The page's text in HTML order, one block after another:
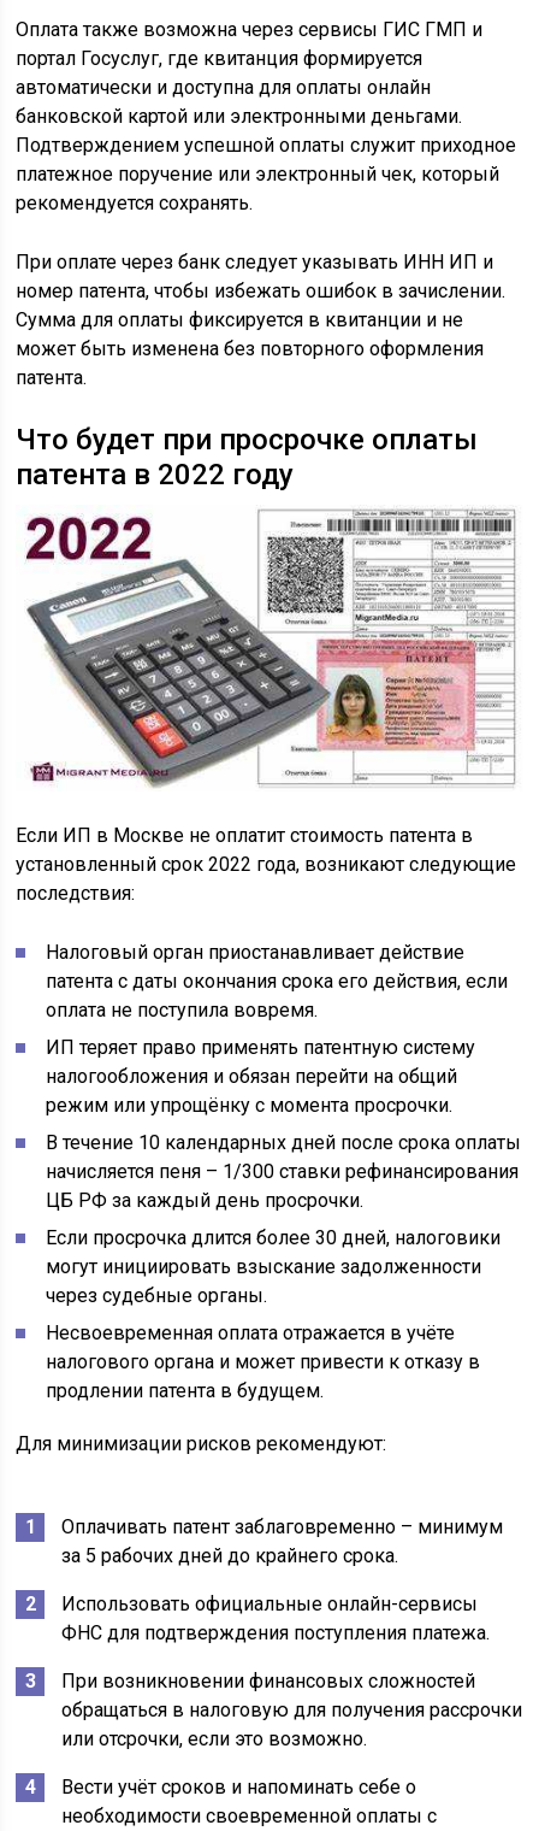
Оплата также возможна через сервисы ГИС ГМП и
портал Госуслуг, где квитанция формируется
автоматически и доступна для оплаты онлайн
банковской картой или электронными деньгами.
Подтверждением успешной оплаты служит приходное
платежное поручение или электронный чек, который
рекомендуется сохранять.
При оплате через банк следует указывать ИНН ИП и
номер патента, чтобы избежать ошибок в зачислении.
Сумма для оплаты фиксируется в квитанции и не
может быть изменена без повторного оформления
патента.
Что будет при просрочке оплаты
патента в 2022 году
Если ИП в Москве не оплатит стоимость патента в
установленный срок 2022 года, возникают следующие
последствия:
Налоговый орган приостанавливает действие
патента с даты окончания срока его действия, если
оплата не поступила вовремя.
ИП теряет право применять патентную систему
налогообложения и обязан перейти на общий
режим или упрощёнку с момента просрочки.
В течение 10 календарных дней после срока оплаты
начисляется пеня – 1/300 ставки рефинансирования
ЦБ РФ за каждый день просрочки.
Если просрочка длится более 30 дней, налоговики
могут инициировать взыскание задолженности
через судебные органы.
Несвоевременная оплата отражается в учёте
налогового органа и может привести к отказу в
продлении патента в будущем.
Для минимизации рисков рекомендуют:
Оплачивать патент заблаговременно – минимум
за 5 рабочих дней до крайнего срока.
Использовать официальные онлайн-сервисы
ФНС для подтверждения поступления платежа.
При возникновении финансовых сложностей
обращаться в налоговую для получения рассрочки
или отсрочки, если это возможно.
Вести учёт сроков и напоминать себе о
необходимости своевременной оплаты с